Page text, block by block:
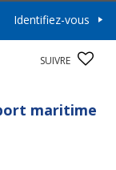
Identifiez-vous
SUIVRE
maritime